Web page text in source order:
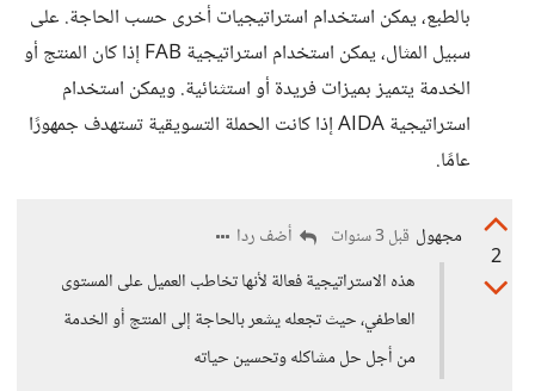
بالطبع، يمكن استخدام استراتيجيات أخرى حسب الحاجة. على
سبيل المثال، يمكن استخدام استراتيجية FAB إذا كان المنتج أو
الخدمة يتميز بميزات فريدة أو استثنائية. ويمكن استخدام
استراتيجية AIDA إذا كانت الحملة التسويقية تستهدف جمهورًا
عامًا.
2
مجهول قبل 3 سنوات
أضف ردا
هذه الاستراتيجية فعالة لأنها تخاطب العميل على المستوى
العاطفي، حيث تجعله يشعر بالحاجة إلى المنتج أو الخدمة
من أجل حل مشاكله وتحسين حياته